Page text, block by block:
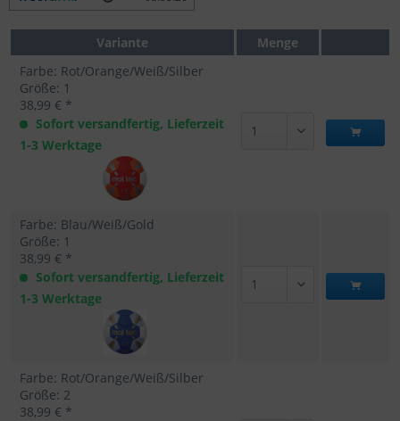
Variante
Menge
Farbe: Rot/Orange/Weiß/Silber
Größe: 1
38,99 € *
Sofort versandfertig, Lieferzeit
1-3 Werktage
Farbe: Blau/Weiß/Gold
Größe: 1
38,99 € *
Sofort versandfertig, Lieferzeit
1-3 Werktage
Farbe: Rot/Orange/Weiß/Silber
Größe: 2
38,99 € *